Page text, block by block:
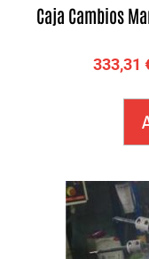
Caja Cambios
333,31